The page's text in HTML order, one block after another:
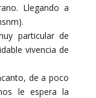
Llegando a
particular de
vivencia de
de a poco
le espera la